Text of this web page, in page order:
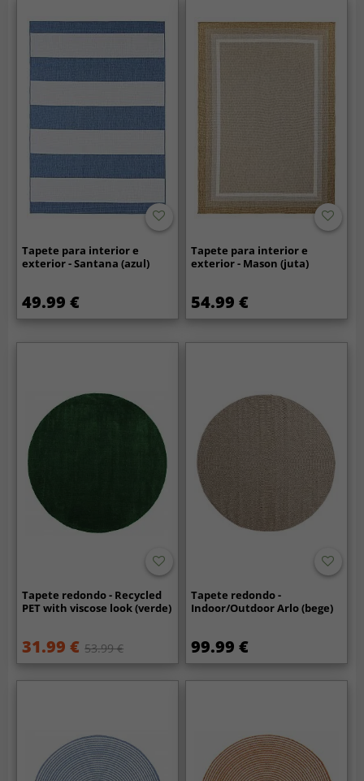
Tapete para interior e
exterior - Santana (azul)
49.99 €
Tapete para interior e
exterior - Mason (juta)
54.99 €
Tapete redondo - Recycled
PET with viscose look (verde)
31.99 € 53.99 €
Tapete redondo -
Indoor/Outdoor Arlo (bege)
99.99 €